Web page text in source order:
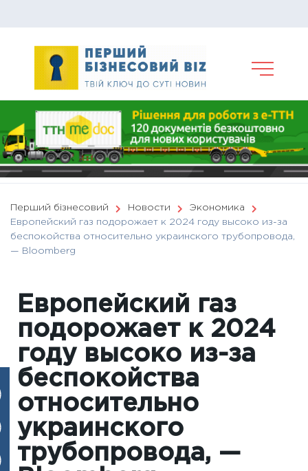
Перший бізнесовий Новости
Экономика
Европейский газ подорожает к 2024 году высоко из-за
беспокойства относительно украинского трубопровода,
— Bloomberg
Европейский газ
подорожает к 2024
году высоко из-за
беспокойства
относительно
украинского
трубопровода, —